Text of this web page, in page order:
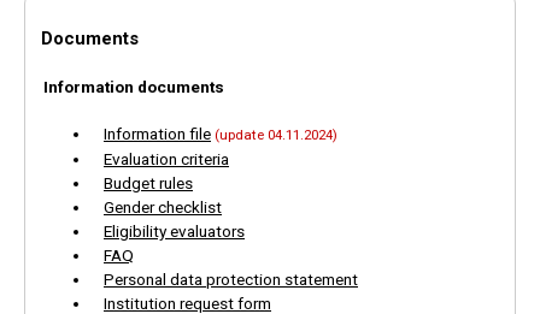
Documents
Information documents
Information file (update 04.11.2024)
Evaluation criteria
Budget rules
Gender checklist
Eligibility evaluators
FAQ
Personal data protection statement
Institution request form